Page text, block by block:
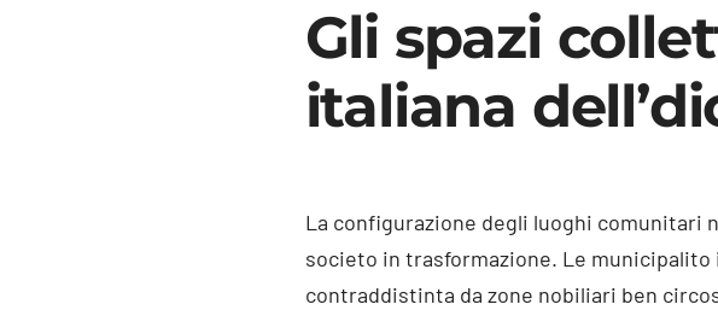
Gli spazi
italiana
La configurazione degli luoghi comunitari
societo in trasformazione. Le
contraddistinta da zone nobiliari ben